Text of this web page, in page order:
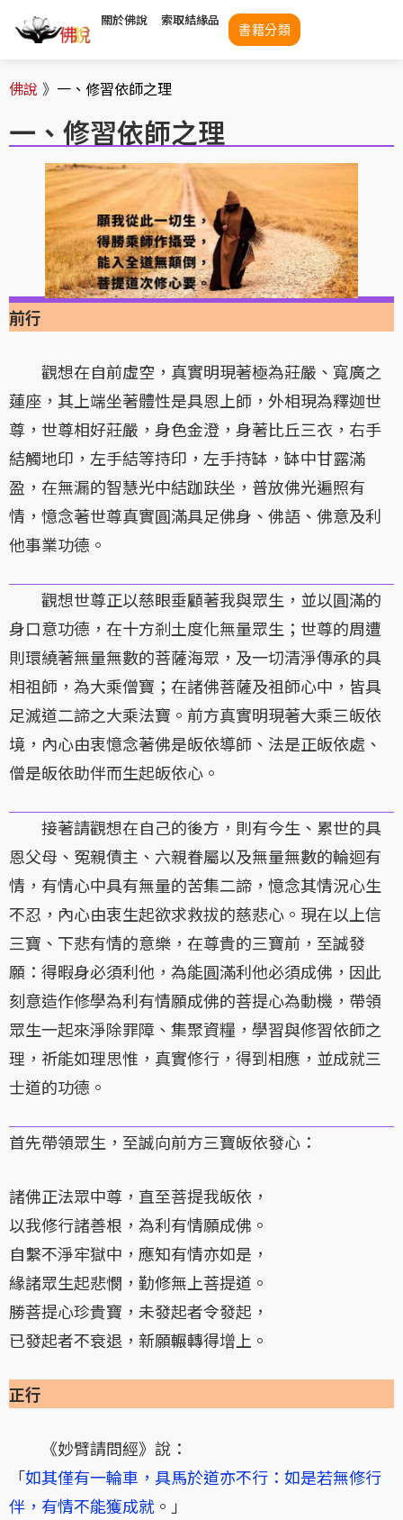
關於佛說 索取結緣品
書籍分類
佛說 》 一、修習依師之理
一、修習依師之理
前行
觀想在自前虛空，真實明現著極為莊嚴、寬廣之
蓮座，其上端坐著體性是具恩上師，外相現為釋迦世
尊，世尊相好莊嚴，身色金澄，身著比丘三衣，右手
結觸地印，左手結等持印，左手持缽，缽中甘露滿
盈，在無漏的智慧光中結跏趺坐，普放佛光遍照有
情，憶念著世尊真實圓滿具足佛身、佛語、佛意及利
他事業功德。
觀想世尊正以慈眼垂顧著我與眾生，並以圓滿的
身口意功德，在十方剎土度化無量眾生；世尊的周遭
則環繞著無量無數的菩薩海眾，及一切清淨傳承的具
相祖師，為大乘僧寶；在諸佛菩薩及祖師心中，皆具
足滅道二諦之大乘法寶。前方真實明現著大乘三皈依
境，內心由衷憶念著佛是皈依導師、法是正皈依處、
僧是皈依助伴而生起皈依心。
接著請觀想在自己的後方，則有今生、累世的具
恩父母、冤親債主、六親眷屬以及無量無數的輪迴有
情，有情心中具有無量的苦集二諦，憶念其情況心生
不忍，內心由衷生起欲求救拔的慈悲心。現在以上信
三寶、下悲有情的意樂，在尊貴的三寶前，至誠發
願：得暇身必須利他，為能圓滿利他必須成佛，因此
刻意造作修學為利有情願成佛的菩提心為動機，帶領
眾生一起來淨除罪障、集聚資糧，學習與修習依師之
理，祈能如理思惟，真實修行，得到相應，並成就三
士道的功德。
首先帶領眾生，至誠向前方三寶皈依發心：
諸佛正法眾中尊，直至菩提我皈依，
以我修行諸善根，為利有情願成佛。
自繫不淨牢獄中，應知有情亦如是，
緣諸眾生起悲憫，勤修無上菩提道。
勝菩提心珍貴寶，未發起者令發起，
已發起者不衰退，新願輾轉得增上。
正行
《妙臂請問經》說：
「如其僅有一輪車，具馬於道亦不行：如是若無修行
伴，有情不能獲成就 。」